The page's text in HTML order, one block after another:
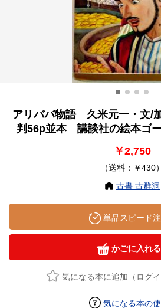
アリババ物語 久米元一・文/
判56p並本 講談社の絵本ゴ
￥2,750
（送料：￥430）
古書 古群洞
単品スピード
かごに入れる
気になる本に追加（ログイ
気になる本の